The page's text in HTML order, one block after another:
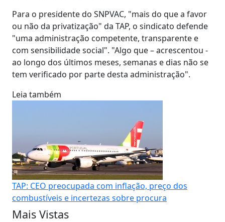
Para o presidente do SNPVAC, "mais do que a favor
ou não da privatização" da TAP, o sindicato defende
"uma administração competente, transparente e
com sensibilidade social". "Algo que – acrescentou -
ao longo dos últimos meses, semanas e dias não se
tem verificado por parte desta administração".
Leia também
TAP: CEO preocupada com inflação, preço dos
combustíveis e incertezas sobre procura
Mais Vistas